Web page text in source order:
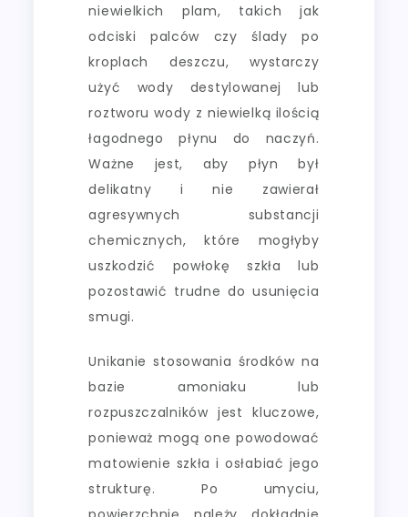
niewielkich plam, takich jak
odciski palców czy ślady po
kroplach deszczu, wystarczy
użyć wody destylowanej lub
roztworu wody z niewielką ilością
łagodnego płynu do naczyń.
Ważne jest, aby płyn był
delikatny i nie zawierał
agresywnych substancji
chemicznych, które mogłyby
uszkodzić powłokę szkła lub
pozostawić trudne do usunięcia
smugi.
Unikanie stosowania środków na
bazie amoniaku lub
rozpuszczalników jest kluczowe,
ponieważ mogą one powodować
matowienie szkła i osłabiać jego
strukturę. Po umyciu,